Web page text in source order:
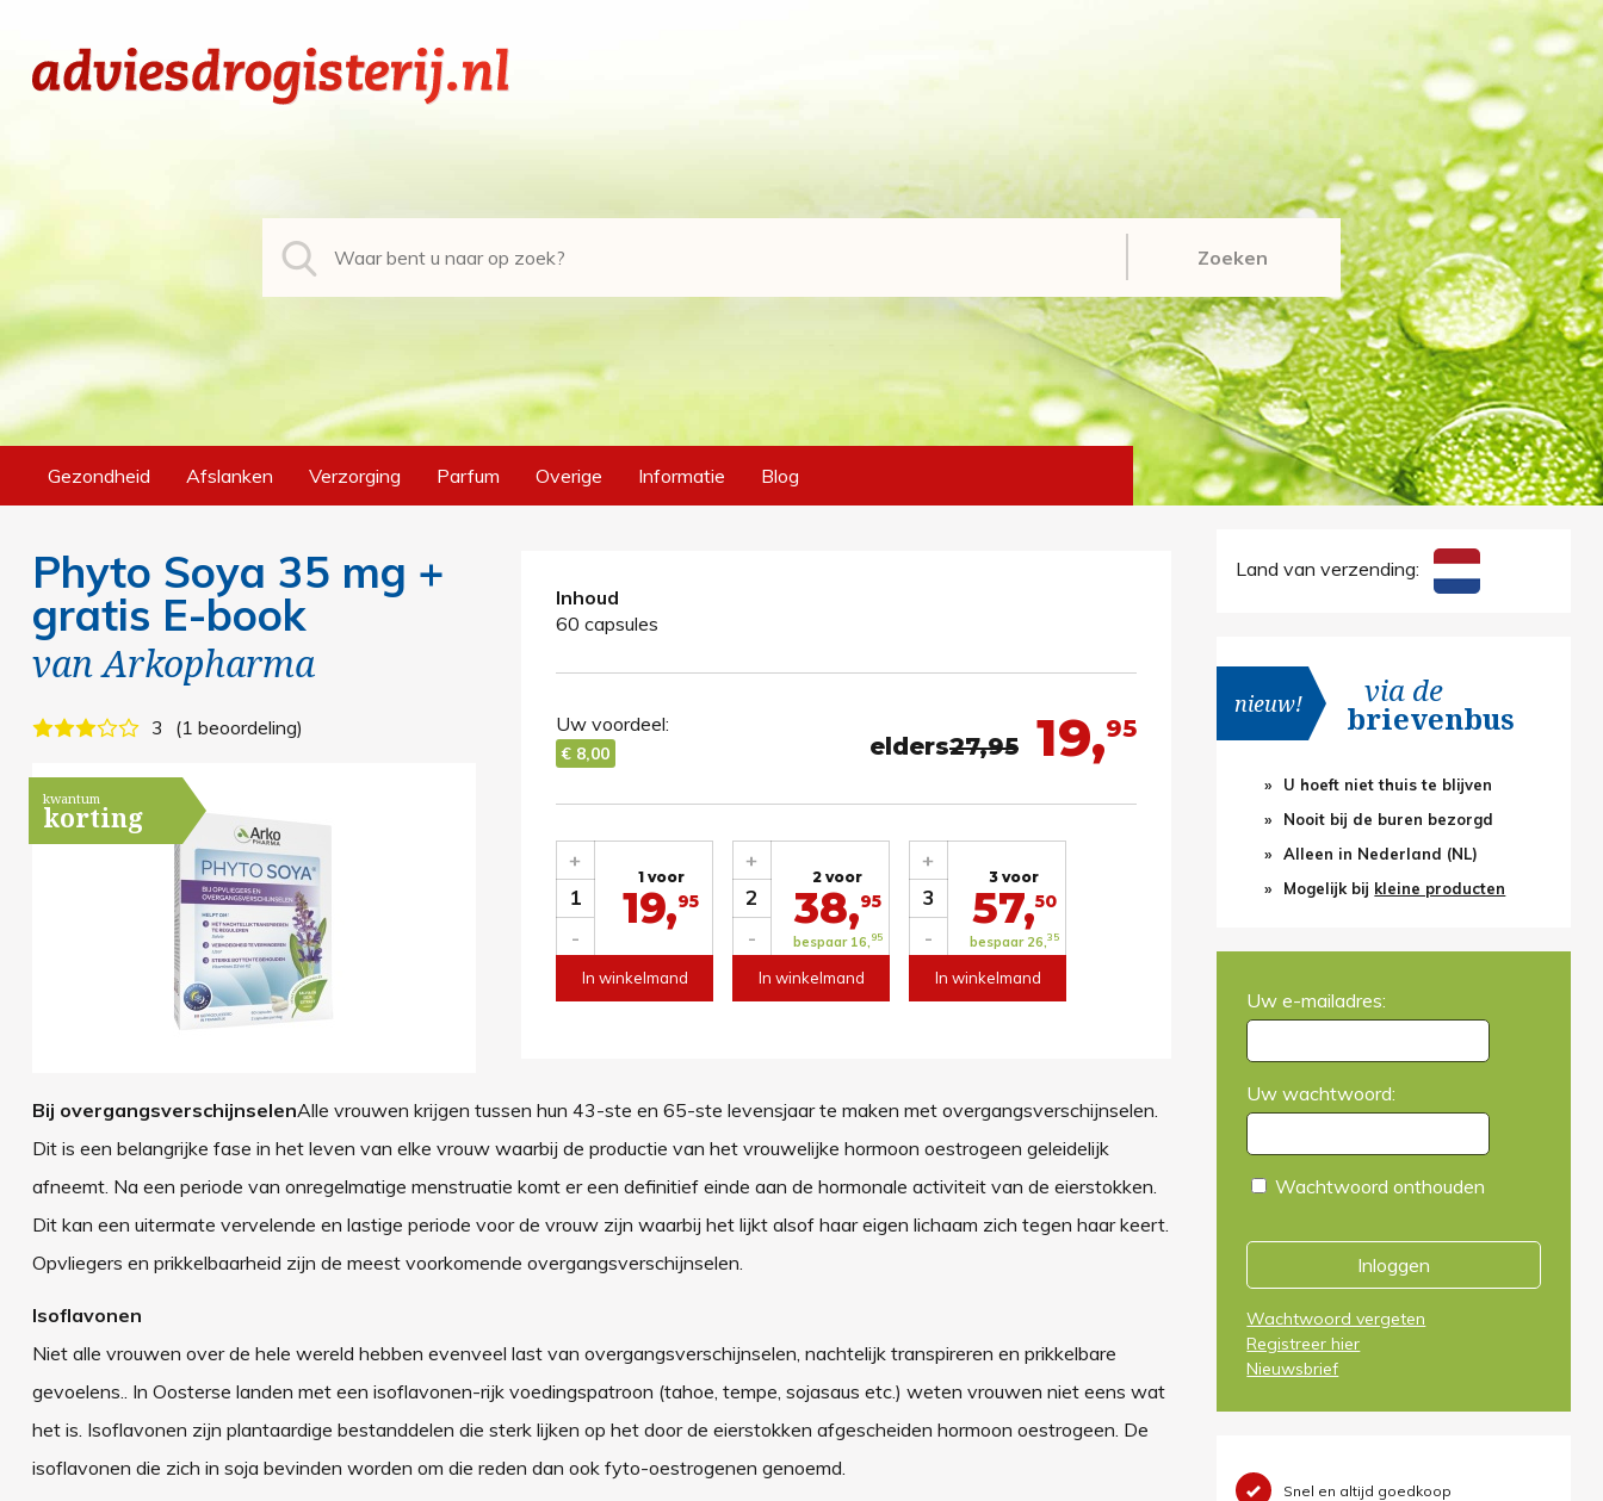
Zoeken
Gezondheid Afslanken Verzorging Parfum Overige Informatie Blog
Phyto Soya 35 mg +
gratis E-book
vanArkopharma
3 1 beoordeling
kwantum
korting
Inhoud
60 capsules
19,95
elders27,95
Uw voordeel:
€ 8,00
1
-
+
1 voor
19,95
In winkelmand
2
-
+
2 voor
38,95
bespaar 16, 95
In winkelmand
3
-
+
3 voor
57,50
bespaar 26,35
In winkelmand
Bij overgangsverschijnselenAlle vrouwen krijgen tussen hun 43-ste en 65-ste levensjaar te maken met overgangsverschijnselen.
Dit is een belangrijke fase in het leven van elke vrouw waarbij de productie van het vrouwelijke hormoon oestrogeen geleidelijk
afneemt. Na een periode van onregelmatige menstruatie komt er een definitief einde aan de hormonale activiteit van de eierstokken.
Dit kan een uitermate vervelende en lastige periode voor de vrouw zijn waarbij het lijkt alsof haar eigen lichaam zich tegen haar keert.
Opvliegers en prikkelbaarheid zijn de meest voorkomende overgangsverschijnselen.
Isoflavonen
Niet alle vrouwen over de hele wereld hebben evenveel last van overgangsverschijnselen, nachtelijk transpireren en prikkelbare
gevoelens.. In Oosterse landen met een isoflavonen-rijk voedingspatroon (tahoe, tempe, sojasaus etc.) weten vrouwen niet eens wat
het is. Isoflavonen zijn plantaardige bestanddelen die sterk lijken op het door de eierstokken afgescheiden hormoon oestrogeen. De
isoflavonen die zich in soja bevinden worden om die reden dan ook fyto-oestrogenen genoemd.
Land van verzending:
nieuw! via de
brievenbus
U hoeft niet thuis te blijven
Nooit bij de buren bezorgd
Alleen in Nederland (NL)
Mogelijk bij kleine producten
Uw e-mailadres:
Uw wachtwoord:
Wachtwoord onthouden
Inloggen
Wachtwoord vergeten
Registreer hier
Nieuwsbrief
Snel en altijd goedkoop